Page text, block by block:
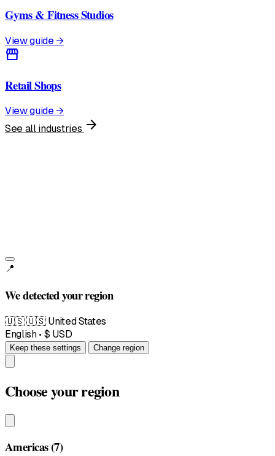
Gyms & Fitness Studios
View guide →
storefront
Retail Shops
View guide →
See all industries arrow_forward
📍
We detected your region
🇺🇸🇺🇸 United States
English • $ USD
Keep these settings Change region
Choose your region
Americas(7)